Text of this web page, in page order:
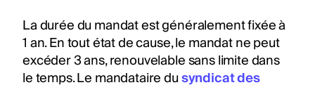
La durée du mandat est généralement fixée à
1 an. En tout état de cause, le mandat ne peut
excéder 3 ans, renouvelable sans limite dans
le temps. Le mandataire dusyndicat des